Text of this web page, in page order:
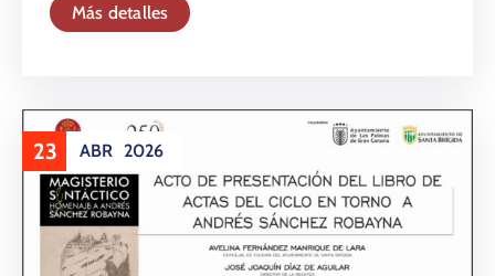
Más detalles
23 ABR 2026